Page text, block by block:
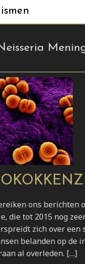
ons berichten
die tot 2015 nog
zich over een
belanden op de
al overleden. […]